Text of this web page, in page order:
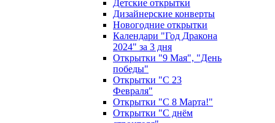
Детские открытки
Дизайнерские конверты
Новогодние открытки
Календари "Год Дракона
2024" за 3 дня
Открытки "9 Мая", "День
победы"
Открытки "С 23
Февраля"
Открытки "С 8 Марта!"
Открытки "С днём